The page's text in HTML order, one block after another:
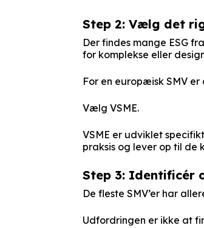
Step 2: Vælg det
Der findes mange ESG
for komplekse eller
For en europæisk SMV er
Vælg VSME.
VSME er udviklet
praksis og lever op til de
Step 3: Identificér
De fleste SMV’er har
Udfordringen er ikke at